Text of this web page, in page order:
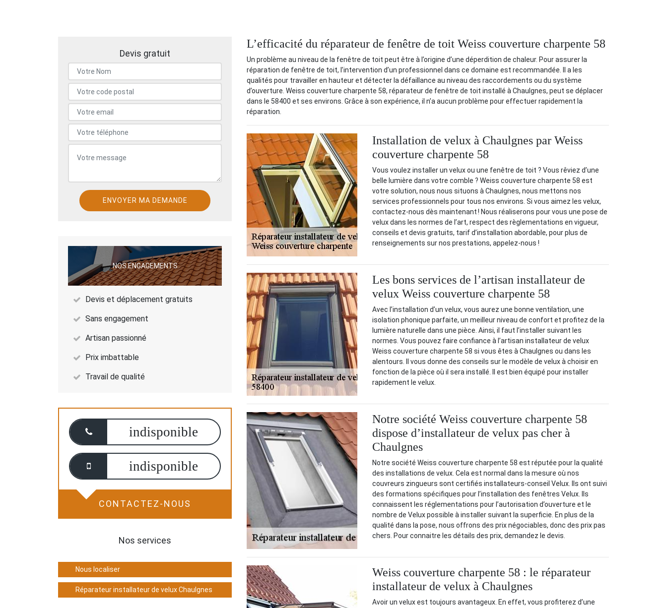
Devis gratuit
NOS ENGAGEMENTS
Devis et déplacement gratuits
Sans engagement
Artisan passionné
Prix imbattable
Travail de qualité
indisponible
indisponible
CONTACTEZ-NOUS
Nos services
Nous localiser
Réparateur installateur de velux Chaulgnes
L’efficacité du réparateur de fenêtre de toit Weiss couverture charpente 58
Un problème au niveau de la fenêtre de toit peut être à l’origine d’une déperdition de chaleur. Pour assurer la
réparation de fenêtre de toit, l’intervention d’un professionnel dans ce domaine est recommandée. Il a les
qualités pour travailler en hauteur et détecter la défaillance au niveau des raccordements ou du système
d’ouverture. Weiss couverture charpente 58, réparateur de fenêtre de toit installé à Chaulgnes, peut se déplacer
dans le 58400 et ses environs. Grâce à son expérience, il n’a aucun problème pour effectuer rapidement la
réparation.
Installation de velux à Chaulgnes par Weiss
couverture charpente 58
Vous voulez installer un velux ou une fenêtre de toit ? Vous rêviez d’une
belle lumière dans votre comble ? Weiss couverture charpente 58 est
votre solution, nous nous situons à Chaulgnes, nous mettons nos
services professionnels pour tous nos environs. Si vous aimez les velux,
contactez-nous dès maintenant ! Nous réaliserons pour vous une pose de
velux dans les normes de l’art, respect des règlementations en vigueur,
conseils et devis gratuits, tarif d’installation abordable, pour plus de
renseignements sur nos prestations, appelez-nous !
Les bons services de l’artisan installateur de
velux Weiss couverture charpente 58
Avec l’installation d’un velux, vous aurez une bonne ventilation, une
isolation phonique parfaite, un meilleur niveau de confort et profitez de la
lumière naturelle dans une pièce. Ainsi, il faut l’installer suivant les
normes. Vous pouvez faire confiance à l’artisan installateur de velux
Weiss couverture charpente 58 si vous êtes à Chaulgnes ou dans les
alentours. Il vous donne des conseils sur le modèle de velux à choisir en
fonction de la pièce où il sera installé. Il est bien équipé pour installer
rapidement le velux.
Notre société Weiss couverture charpente 58
dispose d’installateur de velux pas cher à
Chaulgnes
Notre société Weiss couverture charpente 58 est réputée pour la qualité
des installations de velux. Cela est normal dans la mesure où nos
couvreurs zingueurs sont certifiés installateurs-conseil Velux. Ils ont suivi
des formations spécifiques pour l’installation des fenêtres Velux. Ils
connaissent les réglementations pour l’autorisation d’ouverture et le
nombre de Velux possible à installer suivant la superficie. En plus de la
qualité dans la pose, nous offrons des prix négociables, donc des prix pas
chers. Pour connaitre les détails des prix, demandez le devis.
Weiss couverture charpente 58 : le réparateur
installateur de velux à Chaulgnes
Avoir un velux est toujours avantageux. En effet, vous profiterez d’une